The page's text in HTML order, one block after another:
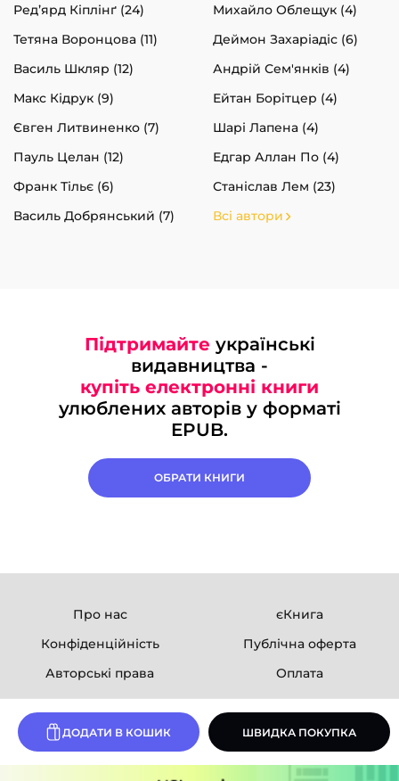
ДОДАТИ В КОШИК ШВИДКА ПОКУПКА
Ред’ярд Кіплінґ (24)
Михайло Облещук (4)
Тетяна Воронцова (11)
Деймон Захаріадіс (6)
Василь Шкляр (12)
Андрій Сем'янків (4)
Макс Кідрук (9)
Ейтан Борітцер (4)
Євген Литвиненко (7)
Шарі Лапена (4)
Пауль Целан (12)
Едгар Аллан По (4)
Франк Тільє (6)
Станіслав Лем (23)
Василь Добрянський (7)
Всі автори
Підтримайте українські
видавництва -
купіть електронні книги
улюблених авторів у форматі
EPUB.
ОБРАТИ КНИГИ
Про нас
єКнига
Конфіденційність
Публічна оферта
Авторські права
Оплата